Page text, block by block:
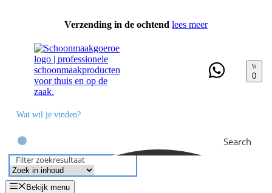
Verzending in de ochtend lees meer
Search
Filter zoekresultaat
0
Bekijk menu